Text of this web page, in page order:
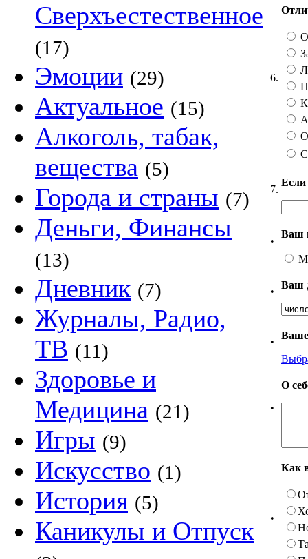
Сверхъестественное
(17)
Эмоции (29)
Актуальное (15)
Алкоголь, табак,
вещества (5)
Города и страны (7)
Деньги, Финансы
(13)
Дневник (7)
Журналы, Радио,
ТВ (11)
Здоровье и
Медицина (21)
Игры (9)
Искусство (1)
История (5)
Каникулы и Отпуск
6.
7.
•
Ваш
•
Ваш
•
Ваше
•
О
•
Как